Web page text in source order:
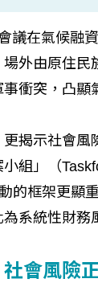
議在氣候融
外由原住
衝突，凸顯
揭示社會
組」（
的框架更
系統性財務
會風險